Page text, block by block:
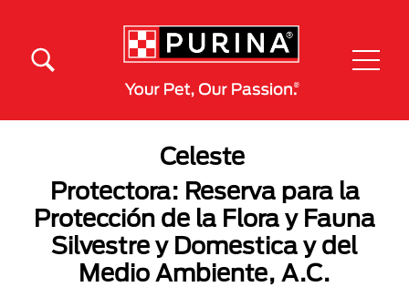
Celeste
Protectora: Reserva para la
Protección de la Flora y Fauna
Silvestre y Domestica y del
Medio Ambiente, A.C.